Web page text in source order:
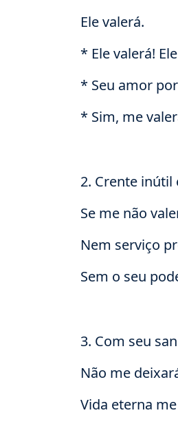
Ele valerá.
* Ele valerá!
* Seu amor
* Sim, me
2. Crente inútil
Se me não
Nem serviço
Sem o seu
3. Com seu
Não me
Vida eterna